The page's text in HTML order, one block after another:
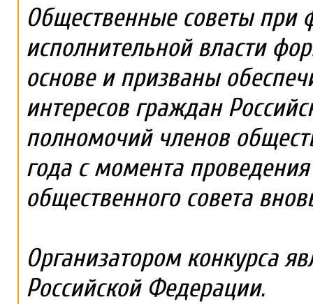
Общественные советы при
исполнительной власти
основе и призваны
интересов граждан
полномочий членов
года с момента
общественного совета
Организатором конкурса
Российской Федерации.